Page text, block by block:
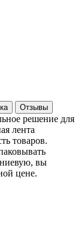
Отзывы
решение для
лента
товаров.
вы
цене.